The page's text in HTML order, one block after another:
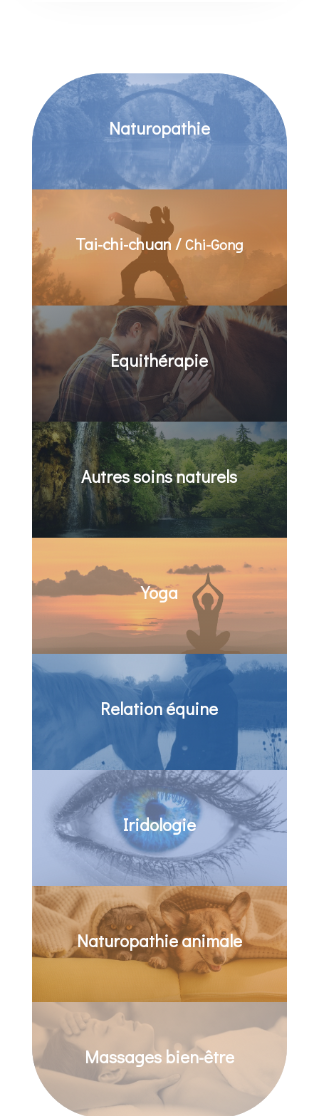
Naturopathie
Tai-chi-chuan /Chi-Gong
Equithérapie
Autres soins naturels
Yoga
Relation équine
Iridologie
Naturopathie animale
Massages bien-être